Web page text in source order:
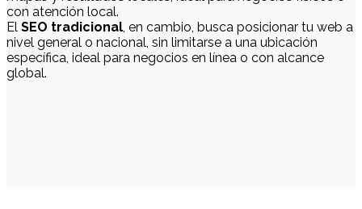
con atención local.
El SEO tradicional, en cambio, busca posicionar tu web a
nivel general o nacional, sin limitarse a una ubicación
específica, ideal para negocios en línea o con alcance
global.